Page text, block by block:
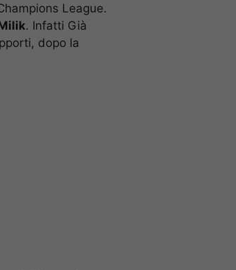
League.
. Infatti Già
dopo la